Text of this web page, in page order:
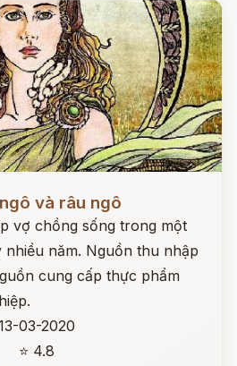
và râu ngô
vợ chồng sống trong một
nhiều năm. Nguồn thu nhập
cung cấp thực phẩm
03-2020
⭐ 4.8